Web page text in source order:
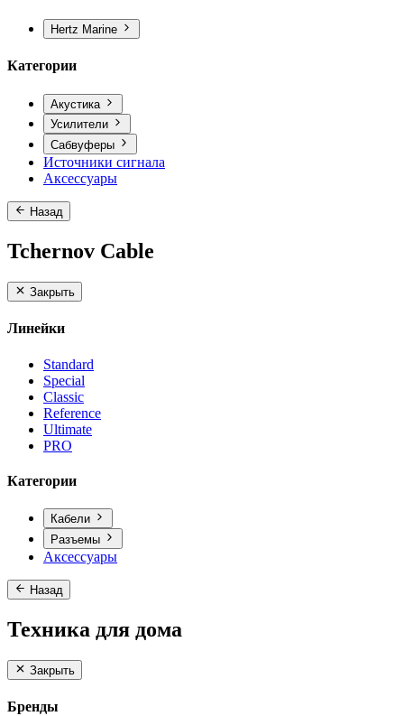
Hertz Marine
Категории
Акустика
Усилители
Сабвуферы
Источники сигнала
Аксессуары
Назад
Tchernov Cable
Закрыть
Линейки
Standard
Special
Classic
Reference
Ultimate
PRO
Категории
Кабели
Разъемы
Аксессуары
Назад
Техника для дома
Закрыть
Бренды